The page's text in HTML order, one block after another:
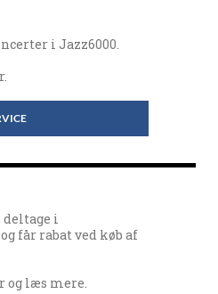
i Jazz6000.
deltage i
får rabat ved køb af
og læs mere.